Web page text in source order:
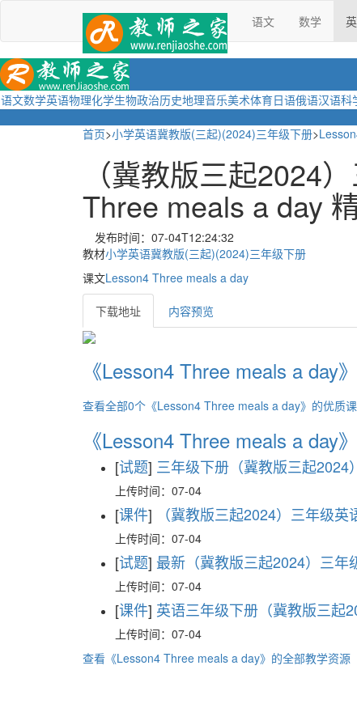
语文 数学
语文数学英语物理化学生物政治历史地理音乐美术体育日语俄语汉语科
首页>小学英语冀教版(三起)(2024)三年级下册>
（冀教版三起2024
Three meals a day
发布时间：07-04T12:24:32
教材小学英语冀教版(三起)(2024)三年级下册
课文Lesson4 Three meals a day
下载地址 内容预览
《Lesson4 Three meals a day
查看全部0个《Lesson4 Three meals a day》的优质
《Lesson4 Three meals a day
[试题] 三年级下册（冀教版三起
上传时间：07-04
[课件] （冀教版三起2024）三年级
上传时间：07-04
[试题] 最新（冀教版三起2024）三年
上传时间：07-04
[课件] 英语三年级下册（冀教版三起
上传时间：07-04
查看《Lesson4 Three meals a day》的全部教学资源